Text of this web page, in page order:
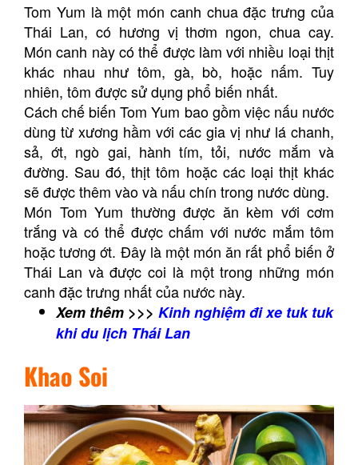
Tom Yum là một món canh chua đặc trưng của
Thái Lan, có hương vị thơm ngon, chua cay.
Món canh này có thể được làm với nhiều loại thịt
khác nhau như tôm, gà, bò, hoặc nấm. Tuy
nhiên, tôm được sử dụng phổ biến nhất.
Cách chế biến Tom Yum bao gồm việc nấu nước
dùng từ xương hầm với các gia vị như lá chanh,
sả, ớt, ngò gai, hành tím, tỏi, nước mắm và
đường. Sau đó, thịt tôm hoặc các loại thịt khác
sẽ được thêm vào và nấu chín trong nước dùng.
Món Tom Yum thường được ăn kèm với cơm
trắng và có thể được chấm với nước mắm tôm
hoặc tương ớt. Đây là một món ăn rất phổ biến ở
Thái Lan và được coi là một trong những món
canh đặc trưng nhất của nước này.
Xem thêm >>> Kinh nghiệm đi xe tuk tuk
khi du lịch Thái Lan
Khao Soi